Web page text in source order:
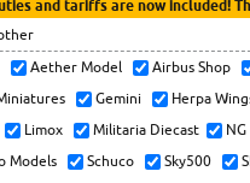
and tariffs are now included!
Aether Model Airbus Shop
Gemini Herpa
Limox
Militaria Diecast
Models
Schuco Sky500